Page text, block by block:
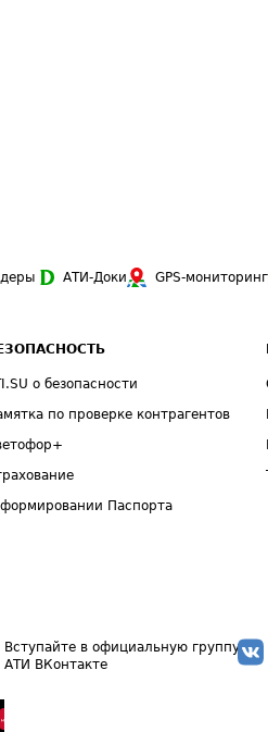
АТИ-Доки GPS-мониторинг
о безопасности
по проверке контрагентов
Паспорта
Вступайте в официальную группу
АТИ ВКонтакте